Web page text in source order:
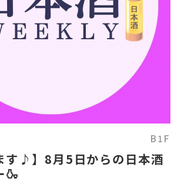
B1F
す♪】8月5日からの日本酒
🍶